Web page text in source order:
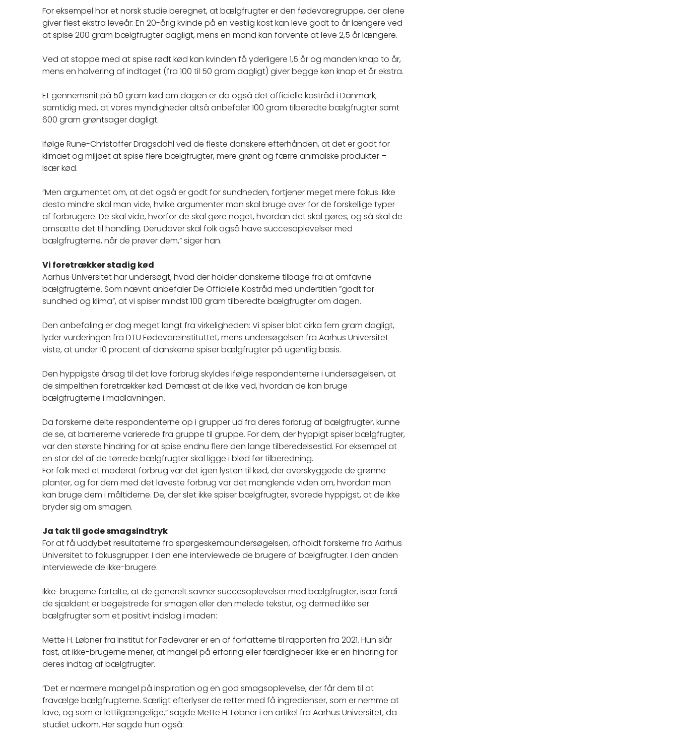
For eksempel har et norsk studie beregnet, at bælgfrugter er den fødevaregruppe, der alene
giver flest ekstra leveår: En 20-årig kvinde på en vestlig kost kan leve godt to år længere ved
at spise 200 gram bælgfrugter dagligt, mens en mand kan forvente at leve 2,5 år længere.
Ved at stoppe med at spise rødt kød kan kvinden få yderligere 1,5 år og manden knap to år,
mens en halvering af indtaget (fra 100 til 50 gram dagligt) giver begge køn knap et år ekstra.
Et gennemsnit på 50 gram kød om dagen er da også det officielle kostråd i Danmark,
samtidig med, at vores myndigheder altså anbefaler 100 gram tilberedte bælgfrugter samt
600 gram grøntsager dagligt.
Ifølge Rune-Christoffer Dragsdahl ved de fleste danskere efterhånden, at det er godt for
klimaet og miljøet at spise flere bælgfrugter, mere grønt og færre animalske produkter –
især kød.
”Men argumentet om, at det også er godt for sundheden, fortjener meget mere fokus. Ikke
desto mindre skal man vide, hvilke argumenter man skal bruge over for de forskellige typer
af forbrugere. De skal vide, hvorfor de skal gøre noget, hvordan det skal gøres, og så skal de
omsætte det til handling. Derudover skal folk også have succesoplevelser med
bælgfrugterne, når de prøver dem,” siger han.
Vi foretrækker stadig kød
Aarhus Universitet har undersøgt, hvad der holder danskerne tilbage fra at omfavne
bælgfrugterne. Som nævnt anbefaler De Officielle Kostråd med undertitlen ”godt for
sundhed og klima”, at vi spiser mindst 100 gram tilberedte bælgfrugter om dagen.
Den anbefaling er dog meget langt fra virkeligheden: Vi spiser blot cirka fem gram dagligt,
lyder vurderingen fra DTU Fødevareinstituttet, mens undersøgelsen fra Aarhus Universitet
viste, at under 10 procent af danskerne spiser bælgfrugter på ugentlig basis.
Den hyppigste årsag til det lave forbrug skyldes ifølge respondenterne i undersøgelsen, at
de simpelthen foretrækker kød. Dernæst at de ikke ved, hvordan de kan bruge
bælgfrugterne i madlavningen.
Da forskerne delte respondenterne op i grupper ud fra deres forbrug af bælgfrugter, kunne
de se, at barriererne varierede fra gruppe til gruppe. For dem, der hyppigt spiser bælgfrugter,
var den største hindring for at spise endnu flere den lange tilberedelsestid. For eksempel at
en stor del af de tørrede bælgfrugter skal ligge i blød før tilberedning.
For folk med et moderat forbrug var det igen lysten til kød, der overskyggede de grønne
planter, og for dem med det laveste forbrug var det manglende viden om, hvordan man
kan bruge dem i måltiderne. De, der slet ikke spiser bælgfrugter, svarede hyppigst, at de ikke
bryder sig om smagen.
Ja tak til gode smagsindtryk
For at få uddybet resultaterne fra spørgeskemaundersøgelsen, afholdt forskerne fra Aarhus
Universitet to fokusgrupper. I den ene interviewede de brugere af bælgfrugter. I den anden
interviewede de ikke-brugere.
Ikke-brugerne fortalte, at de generelt savner succesoplevelser med bælgfrugter, især fordi
de sjældent er begejstrede for smagen eller den melede tekstur, og dermed ikke ser
bælgfrugter som et positivt indslag i maden:
Mette H. Løbner fra Institut for Fødevarer er en af forfatterne til rapporten fra 2021. Hun slår
fast, at ikke-brugerne mener, at mangel på erfaring eller færdigheder ikke er en hindring for
deres indtag af bælgfrugter.
”Det er nærmere mangel på inspiration og en god smagsoplevelse, der får dem til at
fravælge bælgfrugterne. Særligt efterlyser de retter med få ingredienser, som er nemme at
lave, og som er lettilgængelige,” sagde Mette H. Løbner i en artikel fra Aarhus Universitet, da
studiet udkom. Her sagde hun også: